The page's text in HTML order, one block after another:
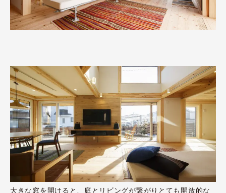
大きな窓を開けると、庭とリビングが繋がりとても開放的な